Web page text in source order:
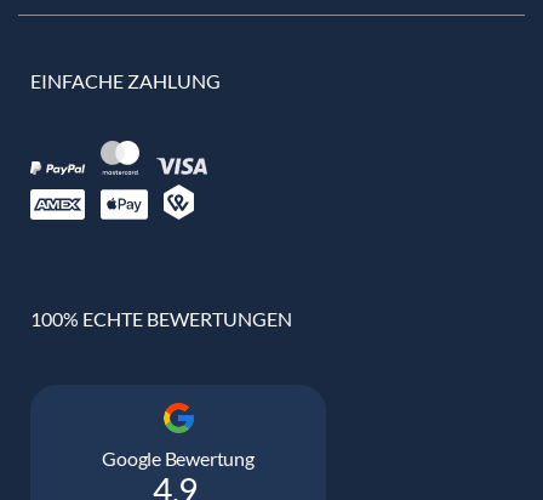
EINFACHE ZAHLUNG
100% ECHTE BEWERTUNGEN
Google Bewertung
4.9